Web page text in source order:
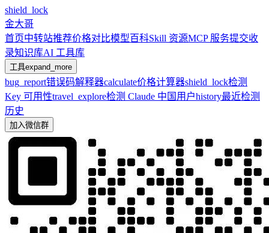
shield_lock
金大哥
首页中转站推荐价格对比模型百科Skill 资源MCP 服务提交收
录知识库AI 工具库
工具expand_more
bug_report错误码解释器calculate价格计算器shield_lock检测
Key 可用性travel_explore检测 Claude 中国用户history最近检测
历史
加入微信群